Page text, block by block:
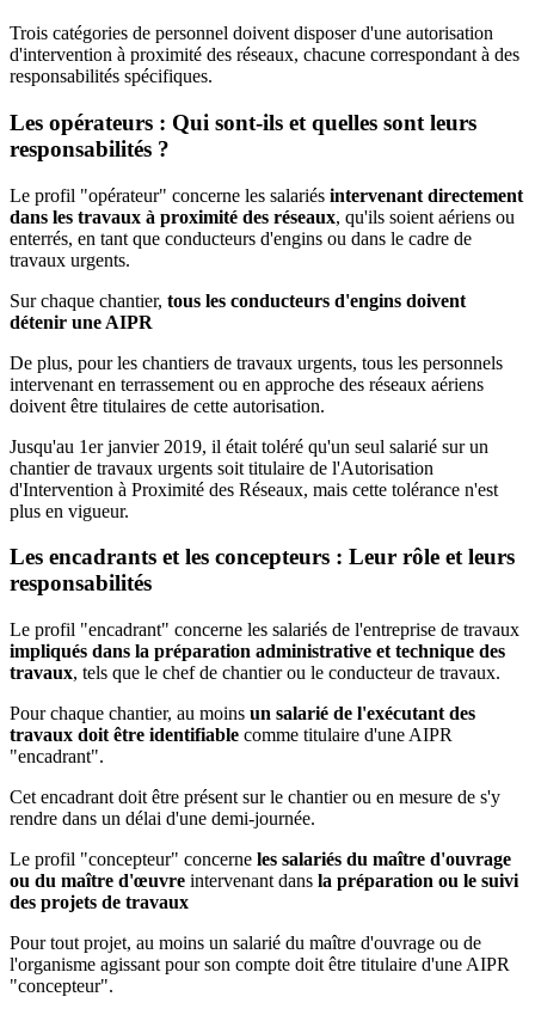
Trois catégories de personnel doivent disposer d'une autorisation
d'intervention à proximité des réseaux, chacune correspondant à des
responsabilités spécifiques.
Les opérateurs : Qui sont-ils et quelles sont leurs
responsabilités ?
Le profil "opérateur" concerne les salariés intervenant directement
dans les travaux à proximité des réseaux, qu'ils soient aériens ou
enterrés, en tant que conducteurs d'engins ou dans le cadre de
travaux urgents.
Sur chaque chantier, tous les conducteurs d'engins doivent
détenir une AIPR
De plus, pour les chantiers de travaux urgents, tous les personnels
intervenant en terrassement ou en approche des réseaux aériens
doivent être titulaires de cette autorisation.
Jusqu'au 1er janvier 2019, il était toléré qu'un seul salarié sur un
chantier de travaux urgents soit titulaire de l'Autorisation
d'Intervention à Proximité des Réseaux, mais cette tolérance n'est
plus en vigueur.
Les encadrants et les concepteurs : Leur rôle et leurs
responsabilités
Le profil "encadrant" concerne les salariés de l'entreprise de travaux
impliqués dans la préparation administrative et technique des
travaux, tels que le chef de chantier ou le conducteur de travaux.
Pour chaque chantier, au moins un salarié de l'exécutant des
travaux doit être identifiable comme titulaire d'une AIPR
"encadrant".
Cet encadrant doit être présent sur le chantier ou en mesure de s'y
rendre dans un délai d'une demi-journée.
Le profil "concepteur" concerne les salariés du maître d'ouvrage
ou du maître d'œuvre intervenant dans la préparation ou le suivi
des projets de travaux
Pour tout projet, au moins un salarié du maître d'ouvrage ou de
l'organisme agissant pour son compte doit être titulaire d'une AIPR
"concepteur".